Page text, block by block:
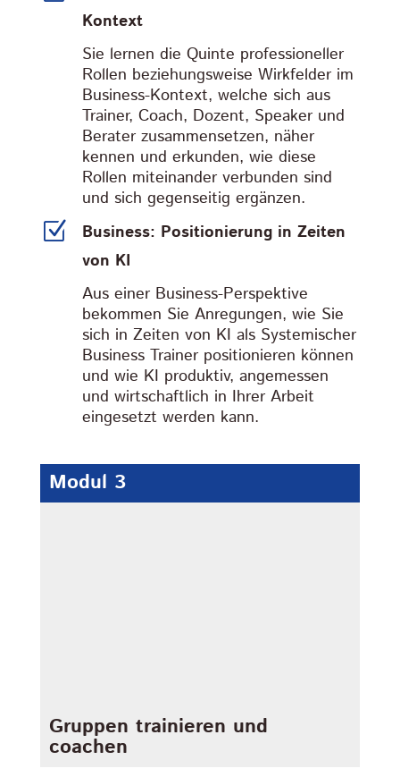
Kontext
Sie lernen die Quinte professioneller
Rollen beziehungsweise Wirkfelder im
Business-Kontext, welche sich aus
Trainer, Coach, Dozent, Speaker und
Berater zusammensetzen, näher
kennen und erkunden, wie diese
Rollen miteinander verbunden sind
und sich gegenseitig ergänzen.
Z
Business: Positionierung in Zeiten
von KI
Aus einer Business-Perspektive
bekommen Sie Anregungen, wie Sie
sich in Zeiten von KI als Systemischer
Business Trainer positionieren können
und wie KI produktiv, angemessen
und wirtschaftlich in Ihrer Arbeit
eingesetzt werden kann.
Modul 3
Gruppen trainieren und
coachen